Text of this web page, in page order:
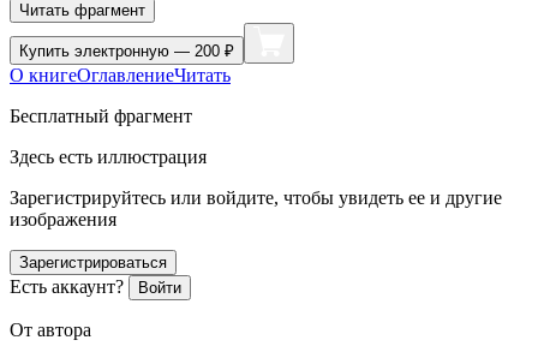
Читать фрагмент
Купить электронную — 200 ₽
О книгеОглавлениеЧитать
Бесплатный фрагмент
Здесь есть иллюстрация
Зарегистрируйтесь или войдите, чтобы увидеть ее и другие
изображения
Зарегистрироваться
Есть аккаунт? Войти
От автора